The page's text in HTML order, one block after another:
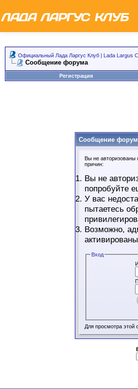
Официальный Лада Ларгус Клуб | Lada Largus
Сообщение форума
Регистрация
Сообщение
Вы не авторизованы
причин:
Вы не
попробуйте
У вас
пытаетесь
Возможно,
Вход
Для просмотра этой